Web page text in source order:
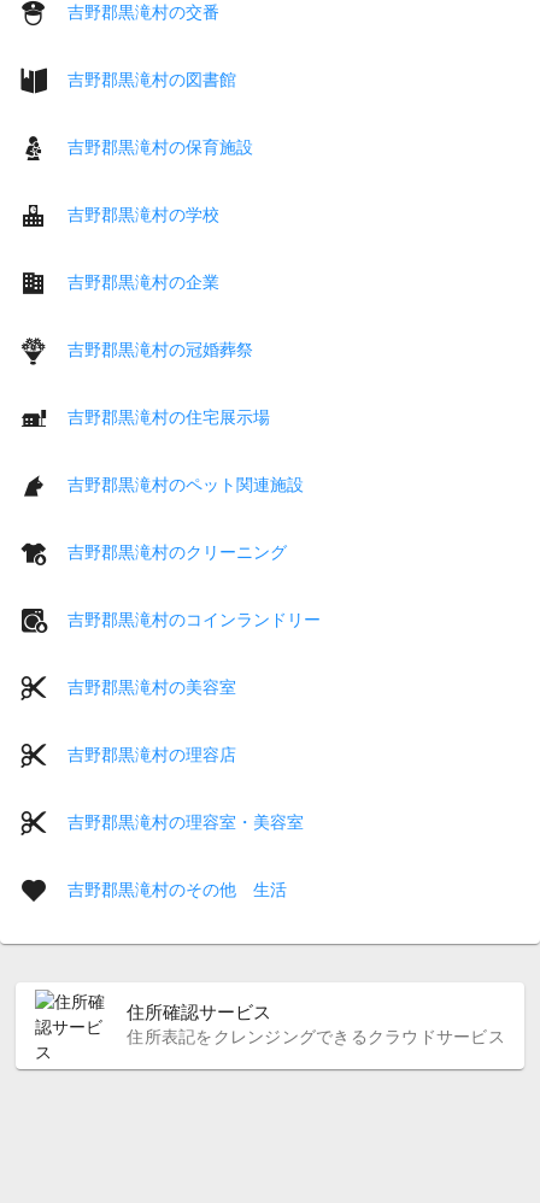
吉野郡黒滝村の交番
吉野郡黒滝村の図書館
吉野郡黒滝村の保育施設
吉野郡黒滝村の学校
吉野郡黒滝村の企業
吉野郡黒滝村の冠婚葬祭
吉野郡黒滝村の住宅展示場
吉野郡黒滝村のペット関連施設
吉野郡黒滝村のクリーニング
吉野郡黒滝村のコインランドリー
吉野郡黒滝村の美容室
吉野郡黒滝村の理容店
吉野郡黒滝村の理容室・美容室
吉野郡黒滝村のその他 生活
住所確認サービス
住所表記をクレンジングできるクラウドサービス